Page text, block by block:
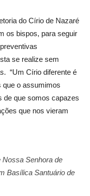
do Círio de Nazaré
os bispos, para seguir
se realize sem
“Um Círio diferente é
que o assumimos
de que somos capazes
que nos vieram
Nossa Senhora de
Basílica Santuário de